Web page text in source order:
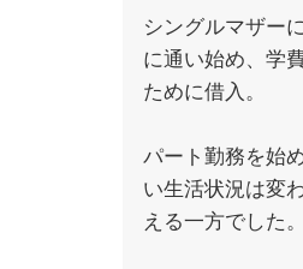
シングルマザー
に通い始め、学
ために借入。
パート勤務を始
い生活状況は変
える一方でした。